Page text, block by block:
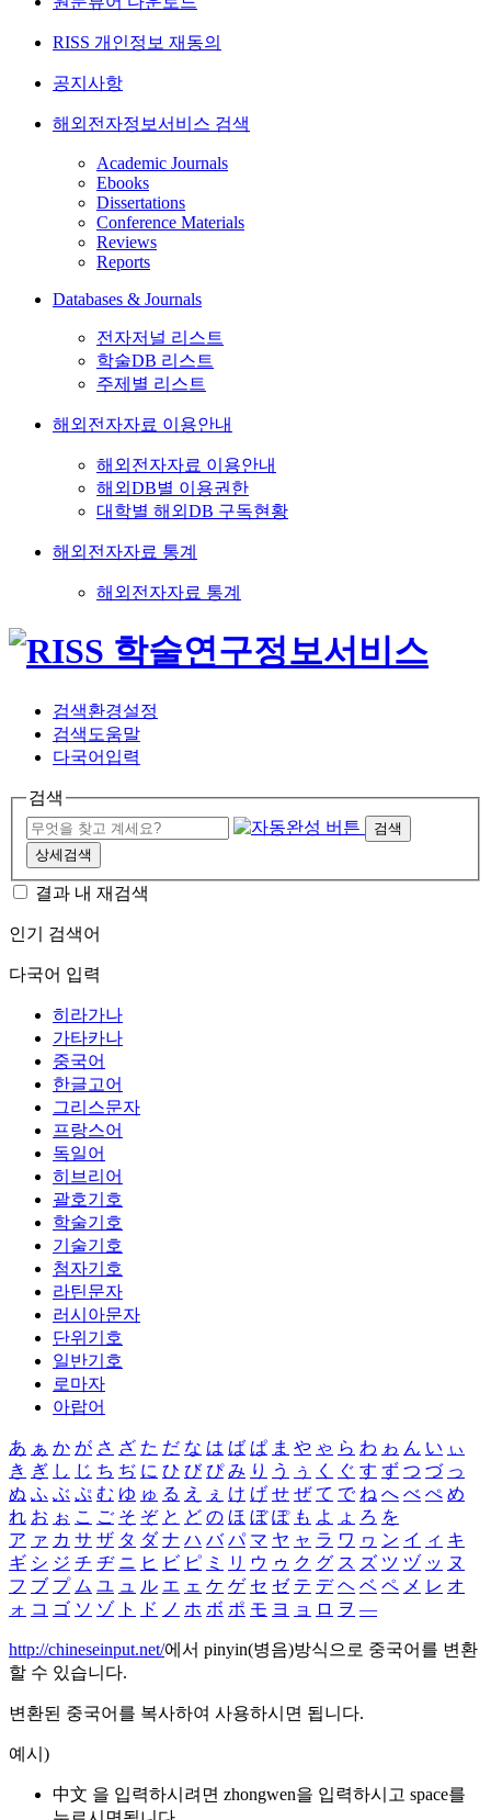
RISS 개인정보 재동의
공지사항
해외전자정보서비스 검색
Academic Journals
Ebooks
Dissertations
Conference Materials
Reviews
Reports
Databases & Journals
전자저널 리스트
학술DB 리스트
주제별 리스트
해외전자자료 이용안내
해외전자자료 이용안내
해외DB별 이용권한
대학별 해외DB 구독현황
해외전자자료 통계
해외전자자료 통계
검색환경설정
검색도움말
다국어입력
검색
검색
상세검색
결과 내 재검색
인기 검색어
다국어 입력
히라가나
가타카나
중국어
한글고어
그리스문자
프랑스어
독일어
히브리어
괄호기호
학술기호
기술기호
첨자기호
라틴문자
러시아문자
단위기호
일반기호
로마자
아랍어
あ ぁ か が さ ざ た だ な は ば ぱ ま や ゃ ら わ ゎ ん い ぃ
き ぎ し じ ち ぢ に ひ び ぴ み り う ぅ く ぐ す ず つ づ っ
ぬ ふ ぶ ぷ む ゆ ゅ る え ぇ け げ せ ぜ て で ね へ べ ぺ め
れ お ぉ こ ご そ ぞ と ど の ほ ぼ ぽ も よ ょ ろ を
ア ァ カ サ ザ タ ダ ナ ハ バ パ マ ヤ ャ ラ ワ ヮ ン イ ィ キ
ギ シ ジ チ ヂ ニ ヒ ビ ピ ミ リ ウ ゥ ク グ ス ズ ツ ヅ ッ ヌ
フ ブ プ ム ユ ュ ル エ ェ ケ ゲ セ ゼ テ デ ヘ ベ ペ メ レ オ
ォ コ ゴ ソ ゾ ト ド ノ ホ ボ ポ モ ヨ ョ ロ ヲ ―
http://chineseinput.net/에서 pinyin(병음)방식으로 중국어를 변환
할 수 있습니다.
변환된 중국어를 복사하여 사용하시면 됩니다.
예시)
中文 을 입력하시려면 zhongwen을 입력하시고 space를